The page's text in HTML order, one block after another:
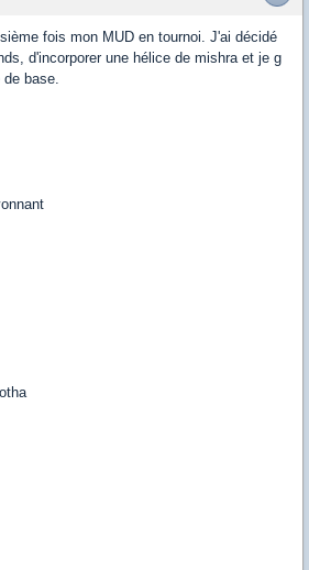
fois mon MUD en tournoi. J'ai décidé
d'incorporer une hélice de mishra et je g
base.